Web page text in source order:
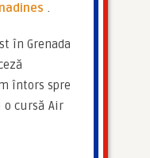
.
în Grenada
întors spre
o cursă Air